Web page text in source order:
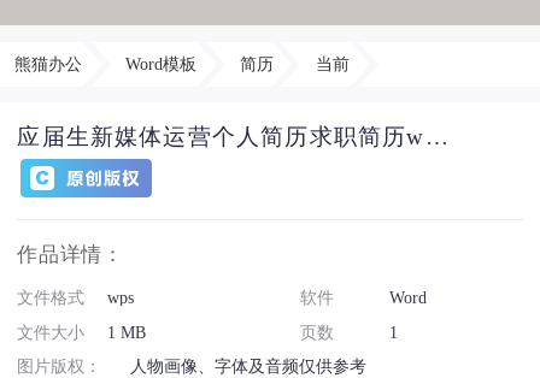
熊猫办公 Word模板 简历 当前
应届生新媒体运营个人简历求职简历word简历模板
作品详情：
文件格式 wps 软件
Word
文件大小
1 MB 页数
1
图片版权：
人物画像、字体及音频仅供参考